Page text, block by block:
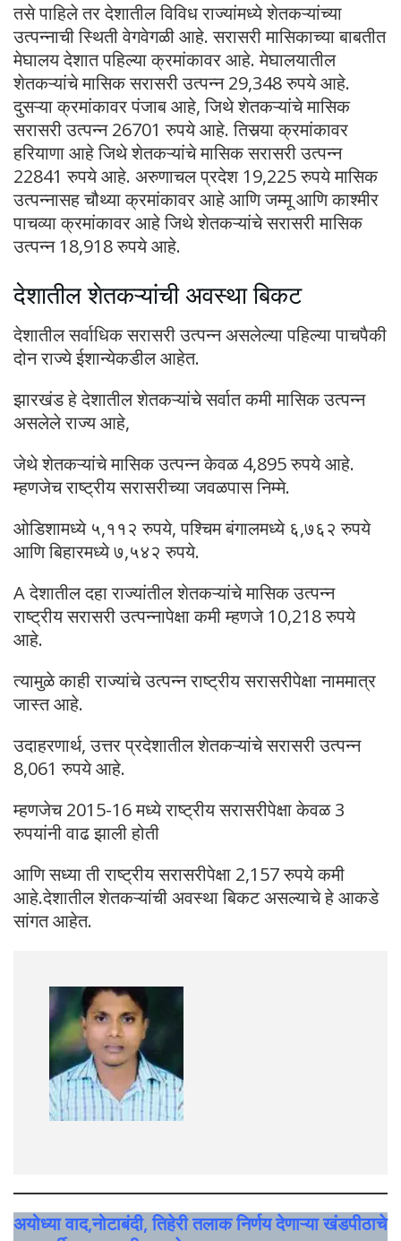
तसे पाहिले तर देशातील विविध राज्यांमध्ये शेतकऱ्यांच्या
उत्पन्नाची स्थिती वेगवेगळी आहे. सरासरी मासिकाच्या बाबतीत
मेघालय देशात पहिल्या क्रमांकावर आहे. मेघालयातील
शेतकऱ्यांचे मासिक सरासरी उत्पन्न 29,348 रुपये आहे.
दुसऱ्या क्रमांकावर पंजाब आहे, जिथे शेतकऱ्यांचे मासिक
सरासरी उत्पन्न 26701 रुपये आहे. तिसर्‍या क्रमांकावर
हरियाणा आहे जिथे शेतकऱ्यांचे मासिक सरासरी उत्पन्न
22841 रुपये आहे. अरुणाचल प्रदेश 19,225 रुपये मासिक
उत्पन्नासह चौथ्या क्रमांकावर आहे आणि जम्मू आणि काश्मीर
पाचव्या क्रमांकावर आहे जिथे शेतकऱ्यांचे सरासरी मासिक
उत्पन्न 18,918 रुपये आहे.
देशातील शेतकऱ्यांची अवस्था बिकट
देशातील सर्वाधिक सरासरी उत्पन्न असलेल्या पहिल्या पाचपैकी
दोन राज्ये ईशान्येकडील आहेत.
झारखंड हे देशातील शेतकऱ्यांचे सर्वात कमी मासिक उत्पन्न
असलेले राज्य आहे,
जेथे शेतकऱ्यांचे मासिक उत्पन्न केवळ 4,895 रुपये आहे.
म्हणजेच राष्ट्रीय सरासरीच्या जवळपास निम्मे.
ओडिशामध्ये ५,११२ रुपये, पश्चिम बंगालमध्ये ६,७६२ रुपये
आणि बिहारमध्ये ७,५४२ रुपये.
A देशातील दहा राज्यांतील शेतकऱ्यांचे मासिक उत्पन्न
राष्ट्रीय सरासरी उत्पन्नापेक्षा कमी म्हणजे 10,218 रुपये
आहे.
त्यामुळे काही राज्यांचे उत्पन्न राष्ट्रीय सरासरीपेक्षा नाममात्र
जास्त आहे.
उदाहरणार्थ, उत्तर प्रदेशातील शेतकऱ्यांचे सरासरी उत्पन्न
8,061 रुपये आहे.
म्हणजेच 2015-16 मध्ये राष्ट्रीय सरासरीपेक्षा केवळ 3
रुपयांनी वाढ झाली होती
आणि सध्या ती राष्ट्रीय सरासरीपेक्षा 2,157 रुपये कमी
आहे.देशातील शेतकऱ्यांची अवस्था बिकट असल्याचे हे आकडे
सांगत आहेत.
अयोध्या वाद,नोटाबंदी, तिहेरी तलाक निर्णय देणाऱ्या खंडपीठाचे